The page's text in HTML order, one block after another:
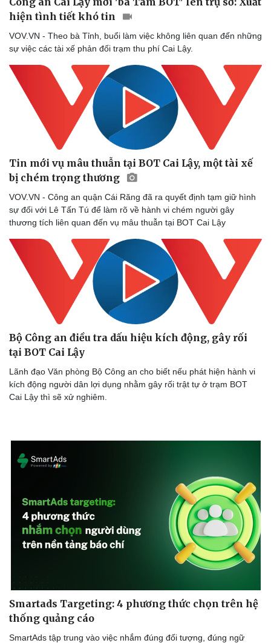
Sức khỏe
Dinh dưỡng - món ngon
Cây thuốc
Sản phụ khoa
Nhi khoa
Làm đẹp - giảm cân
Phòng mạch online
Ăn sạch sống khỏe
Đời sống
Nhà đẹp
Blog
Tình yêu - Gia đình
hiện tình tiết khó tin
VOV.VN - Theo bà Tỉnh, buổi làm việc không liên quan đến những
sự việc các tài xế phản đối trạm thu phí Cai Lậy.
Tin mới vụ mâu thuẫn tại BOT Cai Lậy, một tài xế
bị chém trọng thương
VOV.VN - Công an quận Cái Răng đã ra quyết định tạm giữ hình
sự đối với Lê Tấn Tú để làm rõ về hành vi chém người gây
thương tích liên quan đến vụ mâu thuẫn tại BOT Cai Lậy
Bộ Công an điều tra dấu hiệu kích động, gây rối
tại BOT Cai Lậy
Lãnh đạo Văn phòng Bộ Công an cho biết nếu phát hiện hành vi
kích động người dân lợi dụng nhằm gây rối trật tự ở trạm BOT
Cai Lậy thì sẽ xử nghiêm.
Smartads Targeting: 4 phương thức chọn trên hệ
thống quảng cáo
SmartAds tập trung vào việc nhắm đúng đối tượng, đúng ngữ